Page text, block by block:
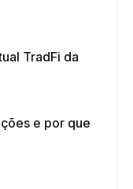
TradFi da
e por que